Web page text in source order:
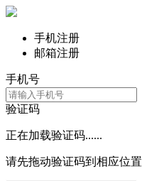
手机注册
邮箱注册
手机号
验证码
正在加载验证码......
请先拖动验证码到相应位置